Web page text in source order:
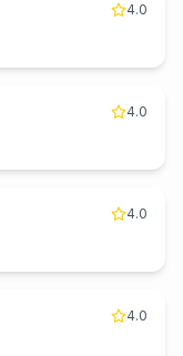
4.0
4.0
4.0
4.0